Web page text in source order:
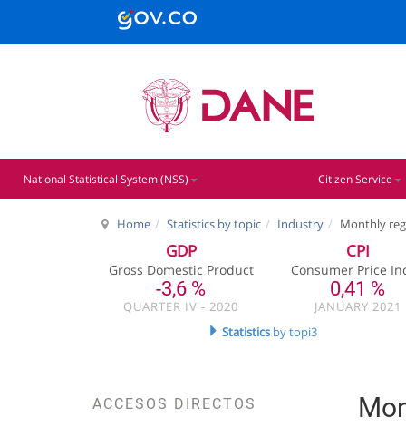
National Statistical System (NSS) Citizen Service
Home Statistics by topic Industry Monthly
GDP
Gross Domestic Product
-3,6 %
QUARTER IV - 2020
CPI
Consumer Price
0,41 %
JANUARY 2021
Statistics by topi3
ACCESOS DIRECTOS